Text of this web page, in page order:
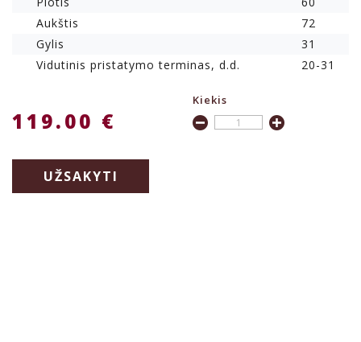
Aukštis
72
Gylis
31
Vidutinis pristatymo terminas, d.d.
20-31
119.00 €
Kiekis
UŽSAKYTI